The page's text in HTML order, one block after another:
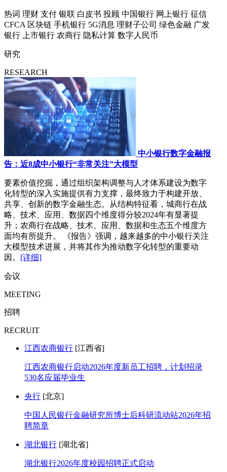
热词 理财 支付 银联 白皮书 投顾 中国银行 网上银行 征信
CFCA 区块链 手机银行 5G消息 理财子公司 绿色金融 广发
银行
上市银行 农商行 隐私计算 数字人民币
研究
RESEARCH
中小银行数字金融报
告：近8成中小银行“非常关注”大模型
要素价值挖掘，通过组织架构调整与人才体系建设为数字
化转型的深入实施提供有力支撑，最终致力于构建开放、
共享、创新的数字金融生态。从结构特征看，城商行在战
略、技术、应用、数据四个维度得分较2024年有显著提
升；农商行在战略、技术、应用、数据和生态五个维度方
面均有所提升。 《报告》强调，越来越多的中小银行关注
大模型技术进展，并将其作为推动数字化转型的重要动
因。 [详细]
会议
MEETING
招聘
RECRUIT
江西农商银行 [江西省]
江西农商银行启动2026年度新员工招聘，计划招录
530名应届毕业生
央行 [北京]
中国人民银行金融研究所博士后科研流动站2026年招
聘简章
湖北银行 [湖北省]
湖北银行2026年度校园招聘正式启动